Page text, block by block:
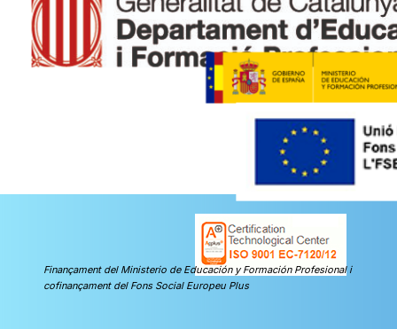
Finançament del Ministerio de Educación y Formación Profesional i
cofinançament del Fons Social Europeu Plus